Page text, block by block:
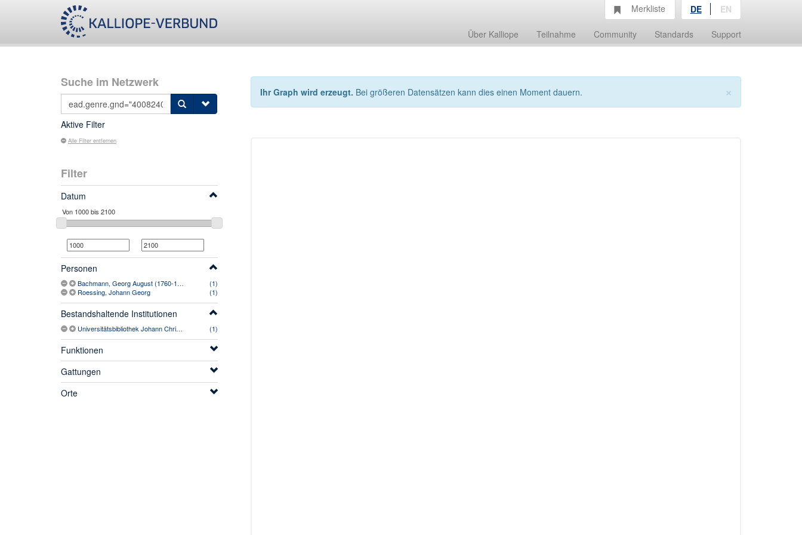
Über Kalliope Teilnahme Community Standards Support
Merkliste DE EN
Suche im Netzwerk
Aktive Filter
Alle Filter entfernen
Filter
Datum
Personen
Bachmann, Georg August (1760-1818)
(1)
Roessing, Johann Georg
(1)
Bestandshaltende Institutionen
Universitätsbibliothek Johann Christian Senckenberg (1)
Funktionen
Gattungen
Orte
×
Ihr Graph wird erzeugt. Bei größeren Datensätzen kann dies einen Moment dauern.